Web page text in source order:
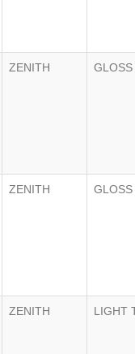
ZENITH
ZENITH
ZENITH LIGHT